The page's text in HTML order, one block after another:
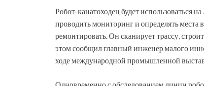
Робот-канатоходец будет использоваться
проводить мониторинг и определять
ремонтировать. Он сканирует трассу,
этом сообщил главный инженер малого
ходе международной промышленной